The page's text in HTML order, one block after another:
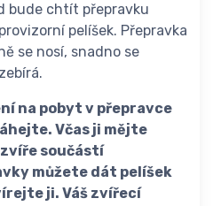
bude chtít přepravku
pelíšek. Přepravka
se nosí, snadno se
na pobyt v přepravce
Včas ji mějte
zvíře součástí
můžete dát pelíšek
ji. Váš zvířecí